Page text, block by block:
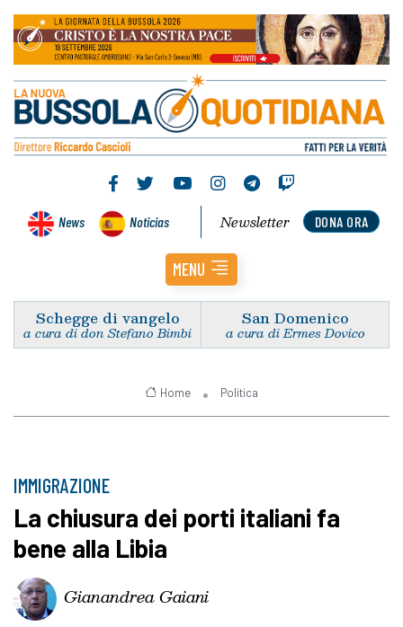
News Noticias DONA ORA
Newsletter
MENU
Schegge di vangelo
a cura di don Stefano Bimbi
San Domenico
a cura di Ermes Dovico
Home Politica
IMMIGRAZIONE
La chiusura dei porti italiani fa
bene alla Libia
Gianandrea Gaiani